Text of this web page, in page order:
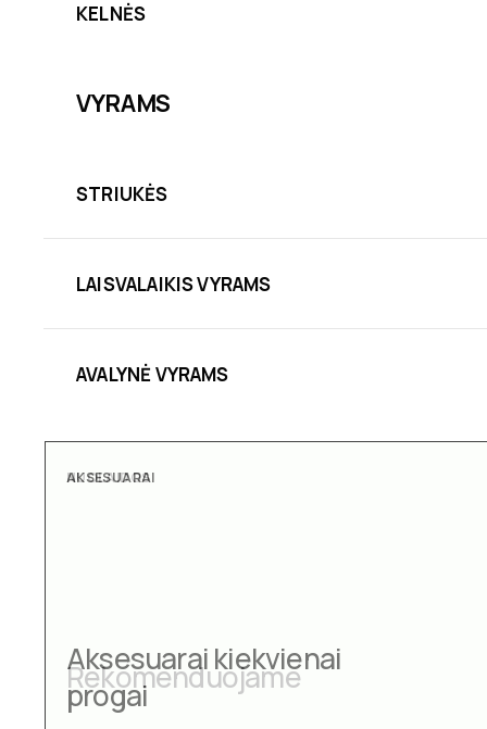
KELNĖS
VYRAMS
STRIUKĖS
LAISVALAIKIS VYRAMS
AVALYNĖ VYRAMS
AKSESUARAI
Aksesuarai kiekvienai
progai